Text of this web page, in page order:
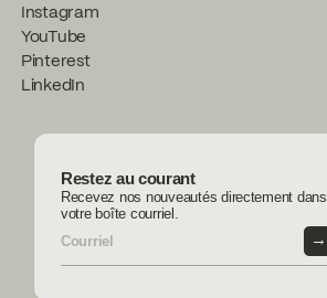
Instagram
YouTube
Pinterest
LinkedIn
Restez au courant
Recevez nos nouveautés directement dans
votre boîte courriel.
→